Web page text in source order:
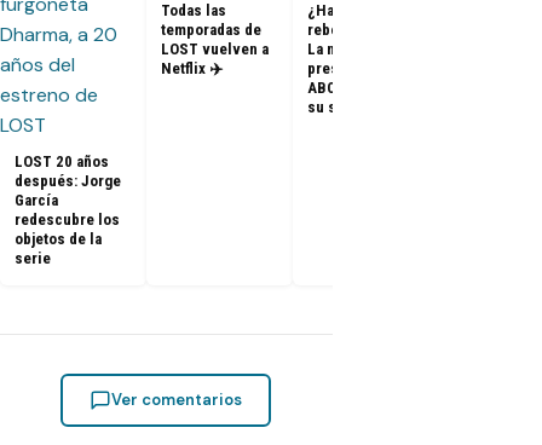
LOST 20 años
después: Jorge
García
redescubre los
objetos de la
serie
Todas las
temporadas de
LOST vuelven a
Netflix ✈️
¿Habrá un
reboot de Lost?
La nueva
presidenta de
ABC dice que es
su sueño
Ver comentarios